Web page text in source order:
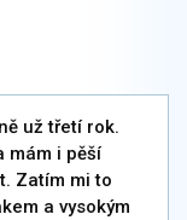
už třetí rok.
mám i pěší
Zatím mi to
a vysokým